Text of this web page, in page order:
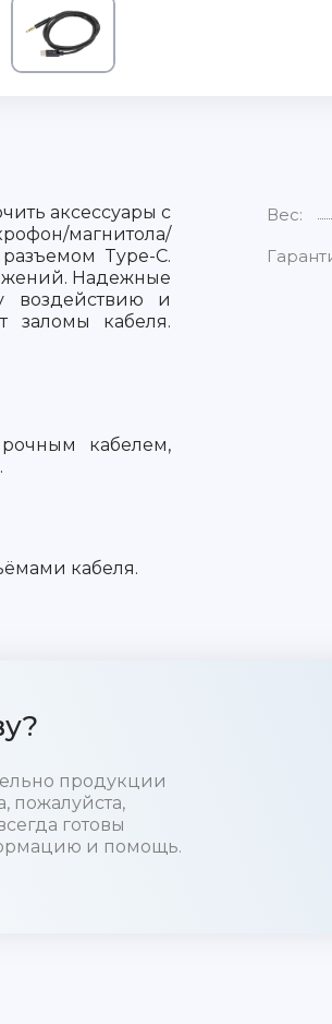
аксессуары с
магнитола/
Type-C.
Надежные
воздействию и
заломы кабеля.
кабелем,
кабеля.
Вес:
продукции
пожалуйста,
готовы
и помощь.